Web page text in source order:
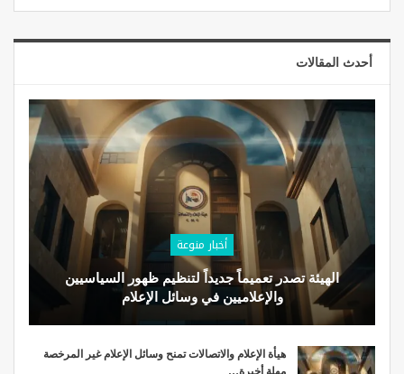
أحدث المقالات
أخبار منوعة
الهيئة تصدر تعميماً جديداً لتنظيم ظهور السياسيين
والإعلاميين في وسائل الإعلام
هيأة الإعلام والاتصالات تمنح وسائل الإعلام غير المرخصة
مهلة أخيرة…